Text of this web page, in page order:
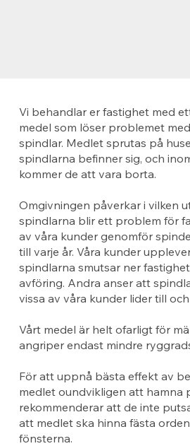
Vi behandlar er fastighet med
medel som löser problemet
spindlar. Medlet sprutas på
spindlarna befinner sig, och
kommer de att vara borta.
Omgivningen påverkar i vilken
spindlarna blir ett problem för
av våra kunder genomför
till varje år. Våra kunder
spindlarna smutsar ner
avföring. Andra anser att
vissa av våra kunder lider till
Vårt medel är helt ofarligt för
angriper endast mindre
För att uppnå bästa effekt av
medlet oundvikligen att hamna
rekommenderar att de inte
att medlet ska hinna fästa
fönsterna.